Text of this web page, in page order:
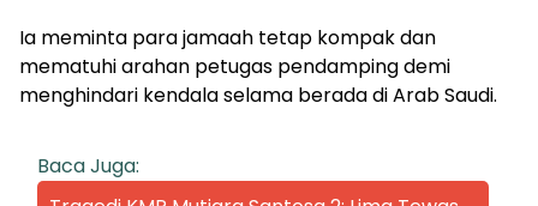
Ia meminta para jamaah tetap kompak dan
mematuhi arahan petugas pendamping demi
menghindari kendala selama berada di Arab Saudi.
Baca Juga: